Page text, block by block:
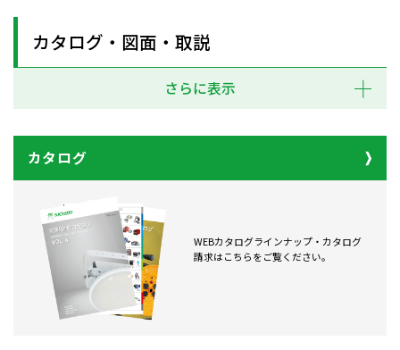
カタログ・図面・取説
さらに表示
カタログ
WEBカタログラインナップ・カタログ
請求はこちらをご覧ください。